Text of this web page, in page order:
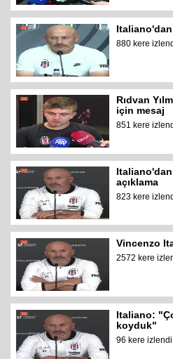
Italiano'dan
880 kere
Rıdvan
için mesaj
851 kere
açıklama
823 kere
Vincenzo
2572 kere
Italiano:
koyduk"
96 kere izlendi